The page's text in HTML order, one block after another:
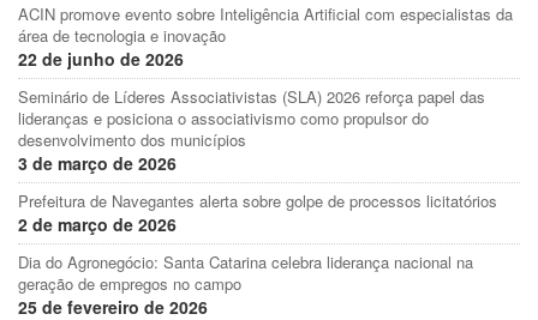
ACIN promove evento sobre Inteligência Artificial com especialistas da
área de tecnologia e inovação
22 de junho de 2026
Seminário de Líderes Associativistas (SLA) 2026 reforça papel das
lideranças e posiciona o associativismo como propulsor do
desenvolvimento dos municípios
3 de março de 2026
Prefeitura de Navegantes alerta sobre golpe de processos licitatórios
2 de março de 2026
Dia do Agronegócio: Santa Catarina celebra liderança nacional na
geração de empregos no campo
25 de fevereiro de 2026